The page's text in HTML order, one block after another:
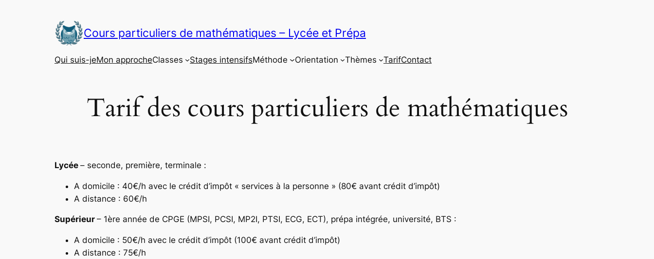
Cours particuliers de mathématiques – Lycée et Prépa
Qui suis-jeMon approcheClasses Stages intensifsMéthode Orientation Thèmes TarifContact
Tarif des cours particuliers de mathématiques
Lycée – seconde, première, terminale :
A domicile : 40€/h avec le crédit d’impôt « services à la personne » (80€ avant crédit d’impôt)
A distance : 60€/h
Supérieur – 1ère année de CPGE (MPSI, PCSI, MP2I, PTSI, ECG, ECT), prépa intégrée, université, BTS :
A domicile : 50€/h avec le crédit d’impôt (100€ avant crédit d’impôt)
A distance : 75€/h